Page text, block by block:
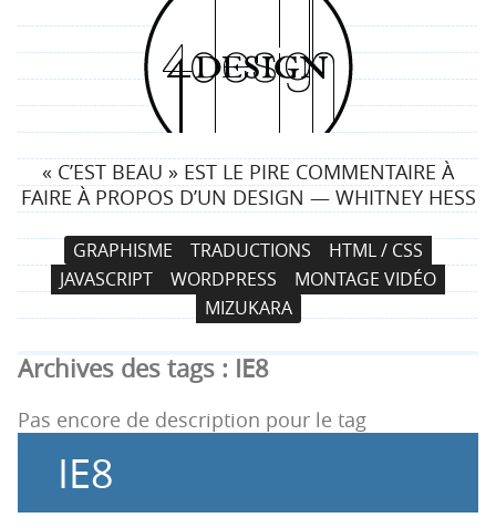
4
d
e
s
i
g
« C’EST BEAU » EST LE PIRE COMMENTAIRE À
FAIRE À PROPOS D’UN DESIGN — WHITNEY HESS
g
a
t
i
p
r
a
u
c
t
GRAPHISME TRADUCTIONS
HTML / CSS
JAVASCRIPT
WORDPRESS
MONTAGE VIDÉO
MIZUKARA
Archives des tags : IE8
Pas encore de description pour le tag
IE8